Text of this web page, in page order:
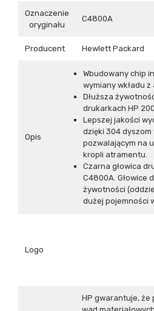
Oznaczenie
oryginału
C4800A
Producent Hewlett Packard
Opis
Wbudowany chip
wymiany wkładu z
Dłuższa
drukarkach HP
Lepszej jakości
dzięki 304 dyszom
pozwalającym na
kropli atramentu.
Czarna głowica
C4800A. Głowice
żywotności
dużej pojemności
Logo
HP gwarantuje, że